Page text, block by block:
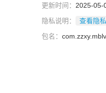
更新时间： 2025-05-
隐私说明：
查看隐私
包名：